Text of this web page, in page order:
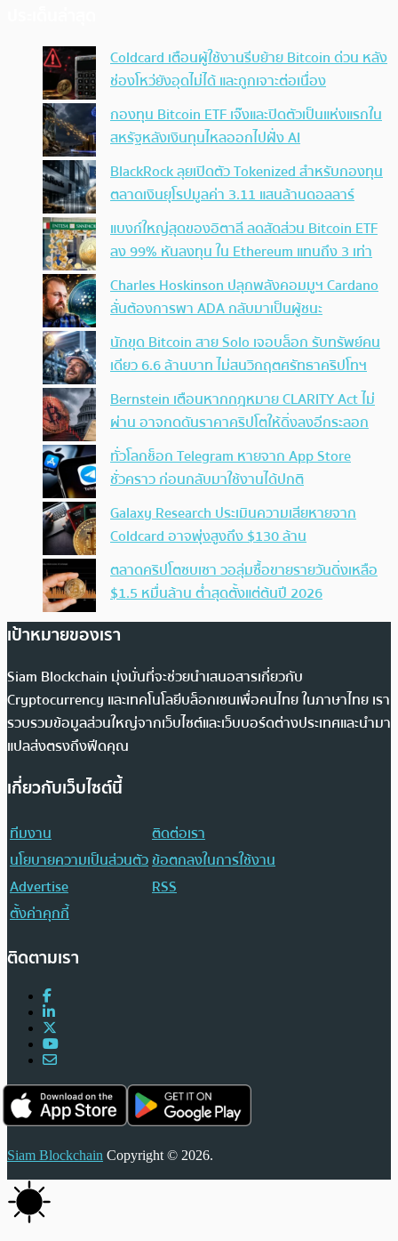
Coldcard เตือนผู้ใช้งานรีบย้าย Bitcoin ด่วน หลัง
ช่องโหว่ยังอุดไม่ได้ และถูกเจาะต่อเนื่อง
กองทุน Bitcoin ETF เจ๊งและปิดตัวเป็นแห่งแรกใน
สหรัฐหลังเงินทุนไหลออกไปฝั่ง AI
BlackRock ลุยเปิดตัว Tokenized สำหรับกองทุน
ตลาดเงินยุโรปมูลค่า 3.11 แสนล้านดอลลาร์
แบงก์ใหญ่สุดของอิตาลี ลดสัดส่วน Bitcoin ETF
ลง 99% หันลงทุน ใน Ethereum แทนถึง 3 เท่า
Charles Hoskinson ปลุกพลังคอมมูฯ Cardano
ลั่นต้องการพา ADA กลับมาเป็นผู้ชนะ
นักขุด Bitcoin สาย Solo เจอบล็อก รับทรัพย์คน
เดียว 6.6 ล้านบาท ไม่สนวิกฤตศรัทธาคริปโทฯ
Bernstein เตือนหากกฎหมาย CLARITY Act ไม่
ผ่าน อาจกดดันราคาคริปโตให้ดิ่งลงอีกระลอก
ทั่วโลกช็อก Telegram หายจาก App Store
ชั่วคราว ก่อนกลับมาใช้งานได้ปกติ
Galaxy Research ประเมินความเสียหายจาก
Coldcard อาจพุ่งสูงถึง $130 ล้าน
ตลาดคริปโตซบเซา วอลุ่มซื้อขายรายวันดิ่งเหลือ
$1.5 หมื่นล้าน ต่ำสุดตั้งแต่ต้นปี 2026
เป้าหมายของเรา
Siam Blockchain มุ่งมั่นที่จะช่วยนำเสนอสารเกี่ยวกับ
Cryptocurrency และเทคโนโลยีบล็อกเชนเพื่อคนไทย ในภาษาไทย เรา
รวบรวมข้อมูลส่วนใหญ่จากเว็บไซต์และเว็บบอร์ดต่างประเทศและนำมา
แปลส่งตรงถึงฟีดคุณ
เกี่ยวกับเว็บไซต์นี้
ทีมงาน
ติดต่อเรา
นโยบายความเป็นส่วนตัวข้อตกลงในการใช้งาน
Advertise
RSS
ตั้งค่าคุกกี้
ติดตามเรา
Siam Blockchain Copyright © 2026.